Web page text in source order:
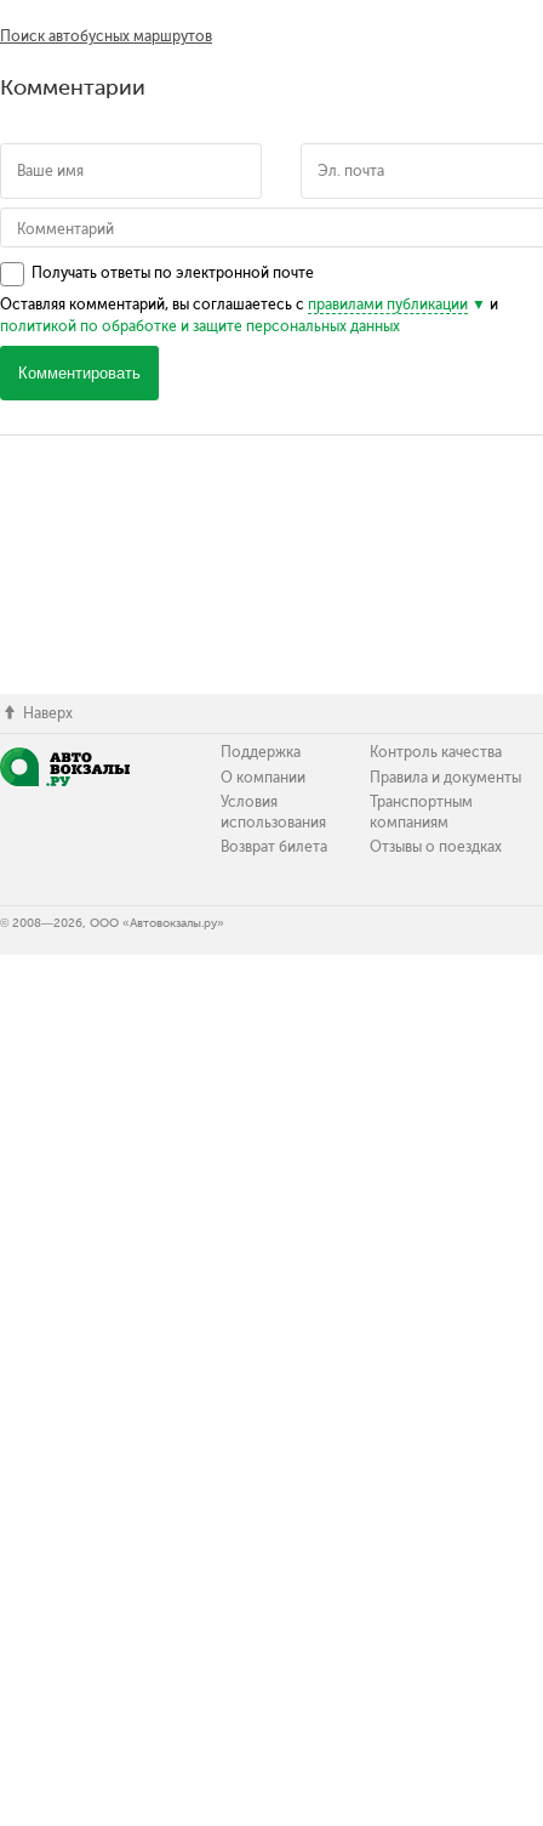
Поиск автобусных маршрутов
Комментарии
Получать ответы по электронной почте
Оставляя комментарий, вы соглашаетесь с правилами публикации
и
политикой по обработке и защите персональных данных
Комментировать
Наверх
Поддержка
О компании
Условия
использования
Возврат билета
Контроль качества
Правила и документы
Транспортным
компаниям
Отзывы о поездках
© 2008—2026, ООО «Автовокзалы.ру»